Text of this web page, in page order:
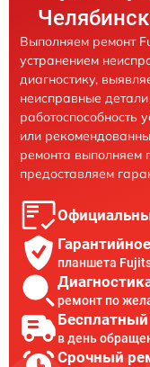
Выполняем ремонт
устранением
диагностику,
неисправные
работоспособность
или
ремонта выполняем
предоставляем
планшета
ремонт по
в день
Срочный